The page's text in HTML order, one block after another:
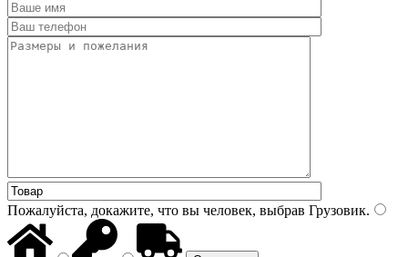
Пожалуйста, докажите, что вы человек, выбрав Грузовик.